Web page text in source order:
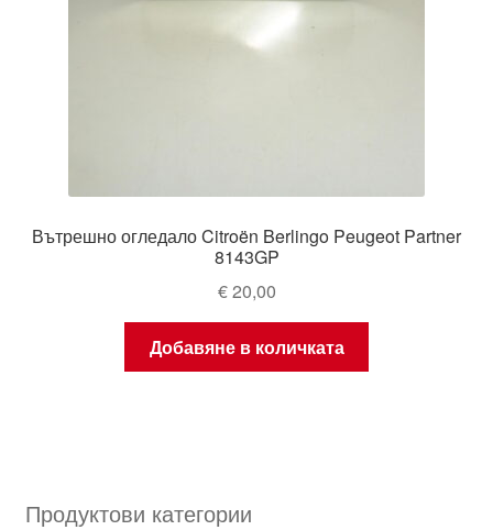
Вътрешно огледало Citroën Berlingo Peugeot Partner
8143GP
€20,00
Добавяне в количката
Продуктови категории